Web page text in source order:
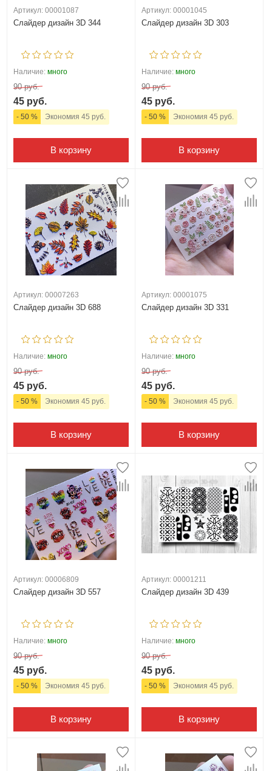
Артикул: 00001087
Слайдер дизайн 3D 344
Наличие: много
90 руб.
45 руб.
- 50 % Экономия 45 руб.
В корзину
Артикул: 00001045
Слайдер дизайн 3D 303
Наличие: много
90 руб.
45 руб.
- 50 % Экономия 45 руб.
В корзину
Артикул: 00007263
Слайдер дизайн 3D 688
Наличие: много
90 руб.
45 руб.
- 50 % Экономия 45 руб.
В корзину
Артикул: 00001075
Слайдер дизайн 3D 331
Наличие: много
90 руб.
45 руб.
- 50 % Экономия 45 руб.
В корзину
Артикул: 00006809
Слайдер дизайн 3D 557
Наличие: много
90 руб.
45 руб.
- 50 % Экономия 45 руб.
В корзину
Артикул: 00001211
Слайдер дизайн 3D 439
Наличие: много
90 руб.
45 руб.
- 50 % Экономия 45 руб.
В корзину